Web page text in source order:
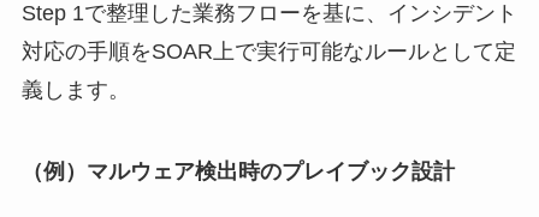
Step 1で整理した業務フローを基に、インシデント
対応の手順をSOAR上で実行可能なルールとして定
義します。
（例）マルウェア検出時のプレイブック設計